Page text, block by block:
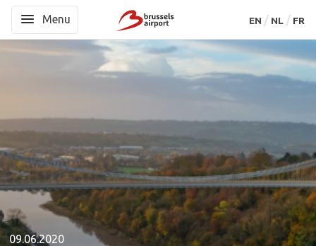
Menu EN NL FR
09.06.2020
Menu EN NL FR